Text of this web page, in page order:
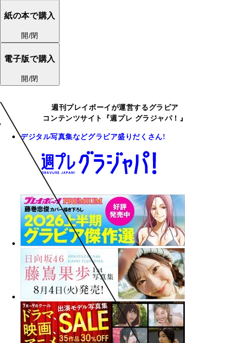
紙の本で購入
開/閉
電子版で購入
開/閉
週刊プレイボーイが運営するグラビア
コンテンツサイト『週プレ グラジャパ！』
デジタル写真集などグラビア盛りだくさん!